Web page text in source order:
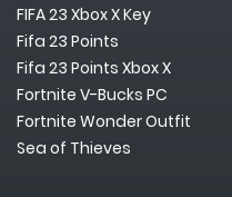
FIFA 23 Xbox X Key
Fifa 23 Points
Fifa 23 Points Xbox X
Fortnite V-Bucks PC
Fortnite Wonder Outfit
Sea of Thieves